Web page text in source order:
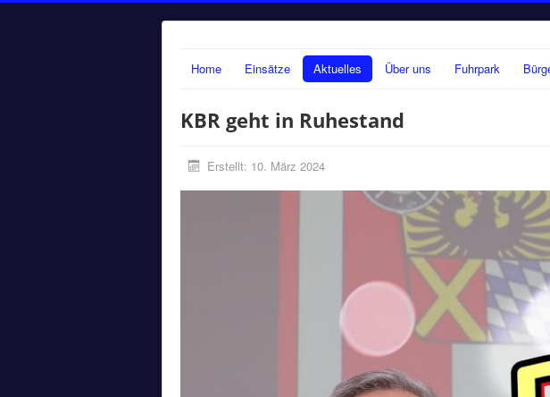
Home Einsätze Aktuelles Über uns Fuhrpark
KBR geht in Ruhestand
Erstellt: 10. März 2024